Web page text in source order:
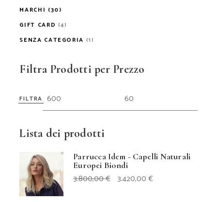
MARCHI (30)
GIFT CARD (4)
SENZA CATEGORIA (1)
Filtra Prodotti per Prezzo
Min
Max
FILTRA
Lista dei prodotti
Parrucca Idem - Capelli Naturali
Europei Biondi
3.800,00€ IL
PREZZO
3.420,00€IL